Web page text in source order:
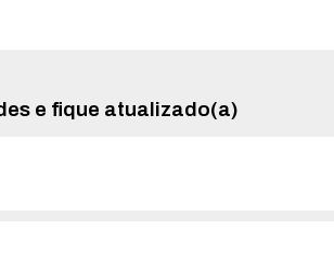
e fique atualizado(a)